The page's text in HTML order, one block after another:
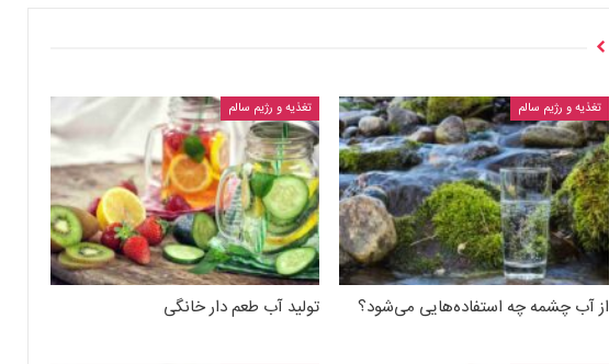
تغذیه و رژیم سالم
از آب چشمه چه استفاده‌هایی می‌شود؟
تغذیه و رژیم سالم
تولید آب طعم دار خانگی